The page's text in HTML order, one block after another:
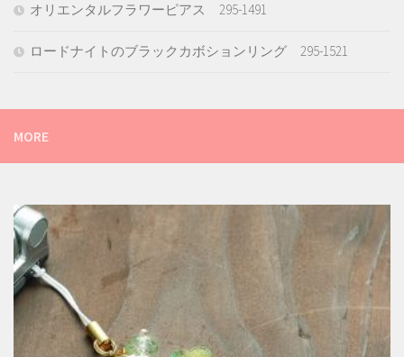
オリエンタルフラワーピアス 295-1491
ロードナイトのブラックカボションリング 295-1521
MORE